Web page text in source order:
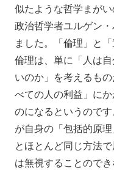
似たような哲学まが
政治哲学者ユルゲン
ました。「倫理」と
倫理は、単に「人は
いのか」を考えるも
べての人の利益」に
のになるというのです
が自身の「包括的原
とほとんど同じ方法
は無視することので